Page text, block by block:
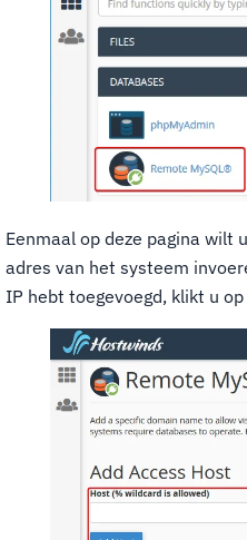
Eenmaal op deze pagina wilt
adres van het systeem
IP hebt toegevoegd, klikt u